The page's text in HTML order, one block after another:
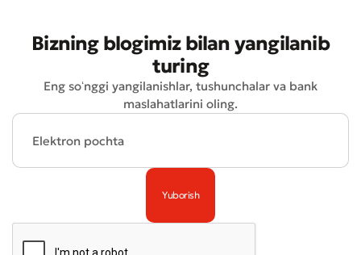
Yomon Aʼlo
Bizning blogimiz bilan yangilanib
turing
Eng soʻnggi yangilanishlar, tushunchalar va bank
maslahatlarini oling.